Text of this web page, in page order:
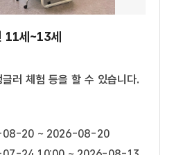
11세~13세
러 체험 등을 할 수 있습니다.
08-20 ~ 2026-08-20